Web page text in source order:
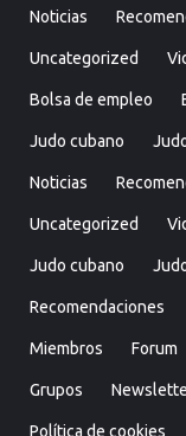
Noticias
Uncategorized
Bolsa de empleo
Judo cubano
Noticias
Uncategorized
Judo cubano
Recomendaciones
Miembros Forum
Grupos
Política de cookies